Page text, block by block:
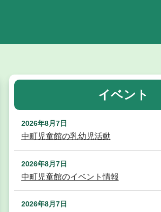
イベント
2026年8月7日
中町児童館の乳幼児活動
2026年8月7日
中町児童館のイベント情報
2026年8月7日